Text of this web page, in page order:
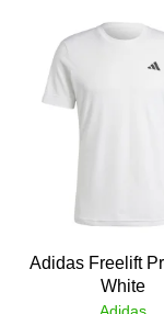
Adidas Freelift
White
Adidas